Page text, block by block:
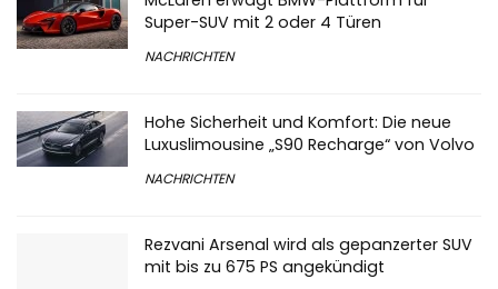
Super-SUV mit 2 oder 4 Türen
NACHRICHTEN
Hohe Sicherheit und Komfort: Die neue
Luxuslimousine „S90 Recharge“ von Volvo
NACHRICHTEN
Rezvani Arsenal wird als gepanzerter SUV
mit bis zu 675 PS angekündigt